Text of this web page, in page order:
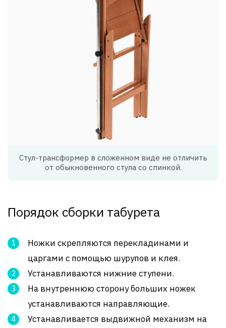
Стул-трансформер в сложенном виде не отличить
от обыкновенного стула со спинкой.
Порядок сборки табурета
Ножки скрепляются перекладинами и
царгами с помощью шурупов и клея.
Устанавливаются нижние ступени.
На внутреннюю сторону больших ножек
устанавливаются направляющие.
Устанавливается выдвижной механизм на